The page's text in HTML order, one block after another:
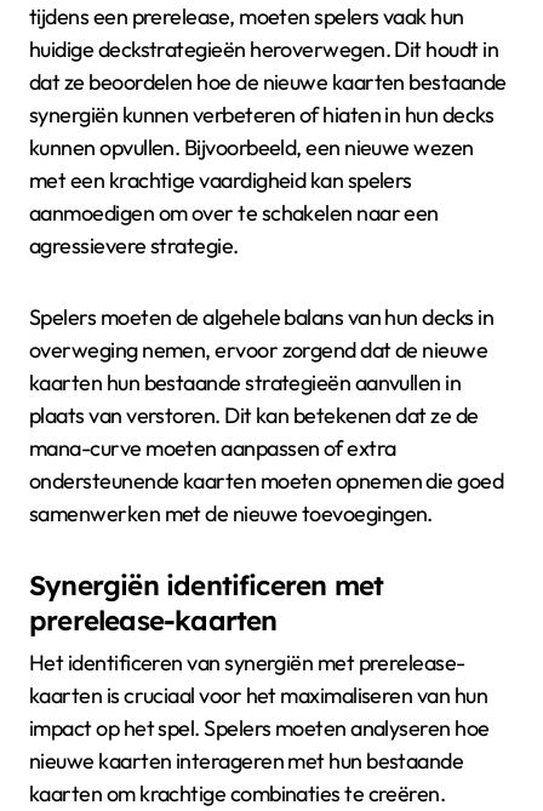
tijdens een prerelease, moeten spelers vaak hun
huidige deckstrategieën heroverwegen. Dit houdt in
dat ze beoordelen hoe de nieuwe kaarten bestaande
synergiën kunnen verbeteren of hiaten in hun decks
kunnen opvullen. Bijvoorbeeld, een nieuwe wezen
met een krachtige vaardigheid kan spelers
aanmoedigen om over te schakelen naar een
agressievere strategie.
Spelers moeten de algehele balans van hun decks in
overweging nemen, ervoor zorgend dat de nieuwe
kaarten hun bestaande strategieën aanvullen in
plaats van verstoren. Dit kan betekenen dat ze de
mana-curve moeten aanpassen of extra
ondersteunende kaarten moeten opnemen die goed
samenwerken met de nieuwe toevoegingen.
Synergiën identificeren met
prerelease-kaarten
Het identificeren van synergiën met prerelease-
kaarten is cruciaal voor het maximaliseren van hun
impact op het spel. Spelers moeten analyseren hoe
nieuwe kaarten interageren met hun bestaande
kaarten om krachtige combinaties te creëren.